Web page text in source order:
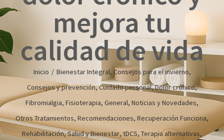
mejora tu
calidad de vida
Inicio / Bienestar Integral, Consejos para el invierno,
Consejos y prevención,Cuidado personal,Dolor crónico,
Fibromialgia, Fisioterapia, General, Noticias y Novedades,
Otros Tratamientos, Recomendaciones, Recuperación Funciona,
Rehabilitación,Salud y Bienestar,tDCS, Terapia alternativas,